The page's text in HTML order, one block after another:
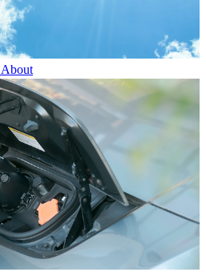
About